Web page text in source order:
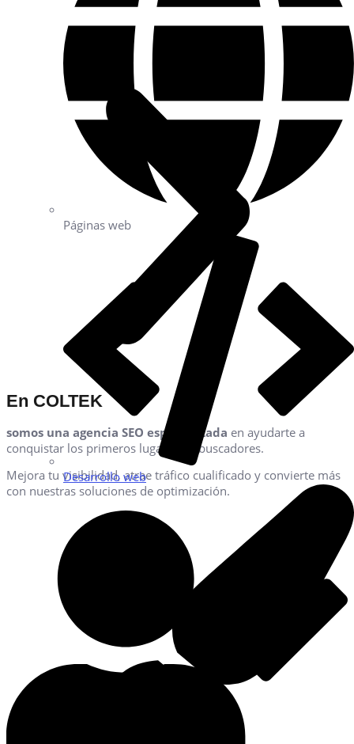
Páginas web
Desarrollo web
En COLTEK
somos una agencia SEO especializada en ayudarte a
conquistar los primeros lugares en buscadores.
Mejora tu visibilidad, atrae tráfico cualificado y convierte más
con nuestras soluciones de optimización.